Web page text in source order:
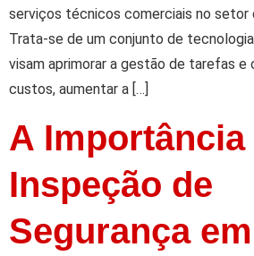
serviços técnicos comerciais no setor
Trata-se de um conjunto de
visam aprimorar a gestão de tarefas e
custos, aumentar a […]
A Importância
Inspeção de
Segurança em